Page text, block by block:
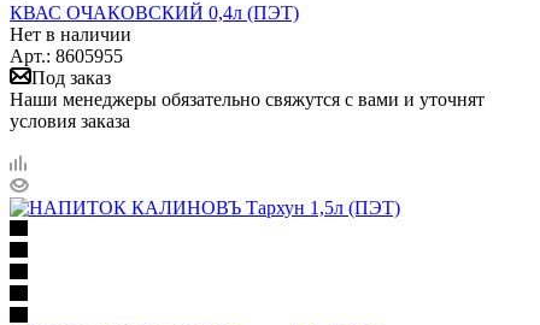
КВАС ОЧАКОВСКИЙ 0,4л (ПЭТ)
Нет в наличии
Арт.: 8605955
Под заказ
Наши менеджеры обязательно свяжутся с вами и уточнят
условия заказа